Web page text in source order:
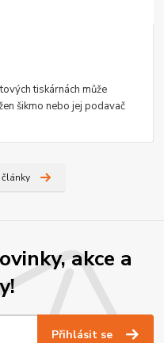
tiskárnách může
šikmo nebo jej podavač
akce a
Přihlásit se